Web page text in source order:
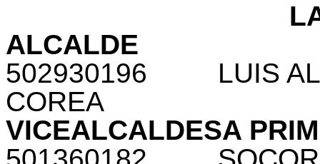
ALCALDE
502930196
LUIS
COREA
VICEALCALDESA